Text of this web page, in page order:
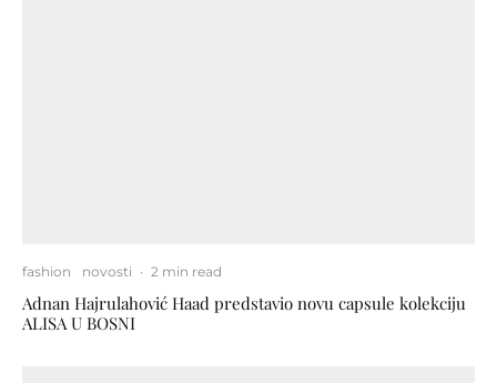
fashion novosti · 2 min read
Adnan Hajrulahović Haad predstavio novu capsule kolekciju
ALISA U BOSNI